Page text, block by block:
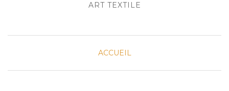
ART TEXTILE
ACCUEIL